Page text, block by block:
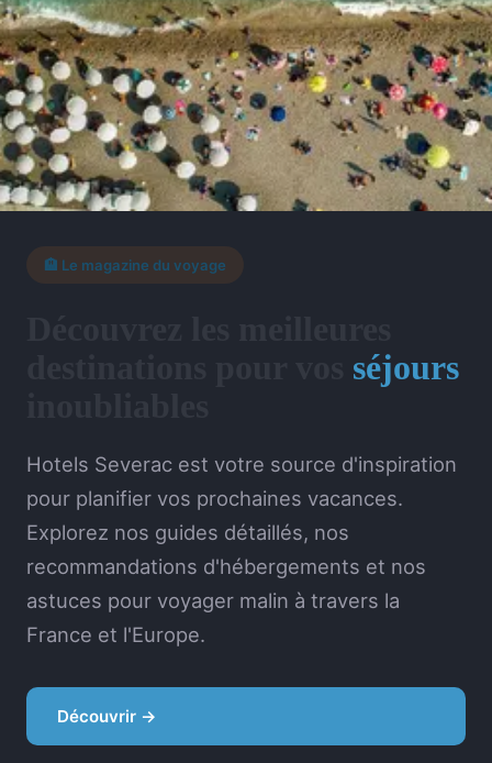
🏨 Le magazine du voyage
séjours
Hotels Severac est votre source d'inspiration
pour planifier vos prochaines vacances.
Explorez nos guides détaillés, nos
recommandations d'hébergements et nos
astuces pour voyager malin à travers la
France et l'Europe.
Découvrir →